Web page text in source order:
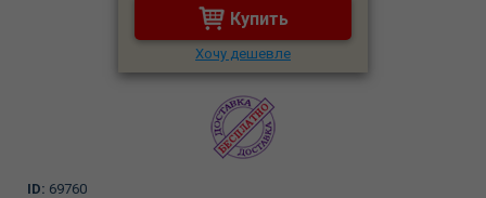
Купить
Хочу дешевле
ID: 69760